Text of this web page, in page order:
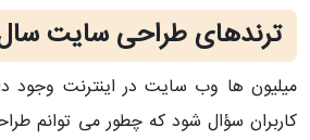
ترندهای طراحی سایت سال
میلیون ها وب سایت در اینترنت وجود
کاربران سؤال شود که چطور می توانم